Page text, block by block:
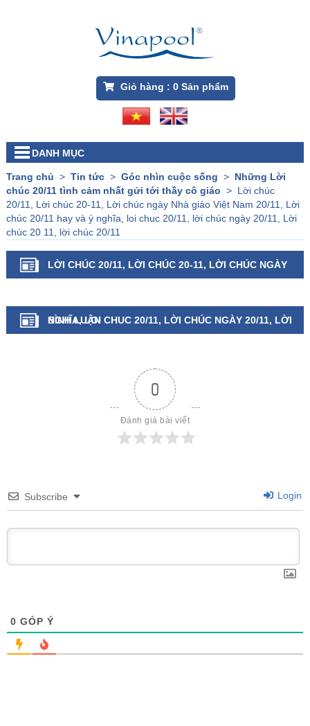
Giỏ hàng : 0Sản phẩm
DANH MỤC
Trang chủ > Tin tức> Góc nhìn cuộc sống > Những Lời
chúc 20/11 tình cảm nhất gửi tới thầy cô giáo > Lời chúc
20/11, Lời chúc 20-11, Lời chúc ngày Nhà giáo Việt Nam 20/11, Lời
chúc 20/11 hay và ý nghĩa, loi chuc 20/11, lời chúc ngày 20/11, Lời
chúc 20 11, lời chúc 20/11
LỜI CHÚC 20/11, LỜI CHÚC 20-11, LỜI CHÚC NGÀY
NGHĨA, LOI CHUC 20/11, LỜI CHÚC NGÀY 20/11, LỜI
BÌNH LUẬN
0
Đánh giá bài viết
Subscribe Login
0 GÓP Ý